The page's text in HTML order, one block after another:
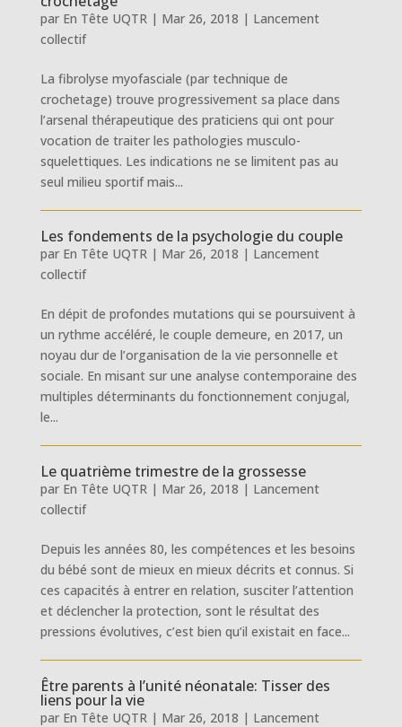
par En Tête UQTR| Mar 26, 2018 | Lancement
collectif
La fibrolyse myofasciale (par technique de
crochetage) trouve progressivement sa place dans
l’arsenal thérapeutique des praticiens qui ont pour
vocation de traiter les pathologies musculo-
squelettiques. Les indications ne se limitent pas au
seul milieu sportif mais...
Les fondements de la psychologie du couple
par En Tête UQTR| Mar 26, 2018 | Lancement
collectif
En dépit de profondes mutations qui se poursuivent à
un rythme accéléré, le couple demeure, en 2017, un
noyau dur de l’organisation de la vie personnelle et
sociale. En misant sur une analyse contemporaine des
multiples déterminants du fonctionnement conjugal,
le...
Le quatrième trimestre de la grossesse
par En Tête UQTR| Mar 26, 2018 | Lancement
collectif
Depuis les années 80, les compétences et les besoins
du bébé sont de mieux en mieux décrits et connus. Si
ces capacités à entrer en relation, susciter l’attention
et déclencher la protection, sont le résultat des
pressions évolutives, c’est bien qu’il existait en face...
Être parents à l’unité néonatale: Tisser des
liens pour la vie
par En Tête UQTR| Mar 26, 2018 | Lancement